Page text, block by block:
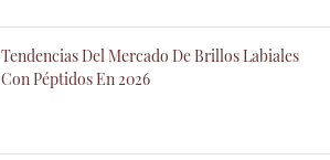
Tendencias Del Mercado De Brillos Labiales
Con Péptidos En 2026